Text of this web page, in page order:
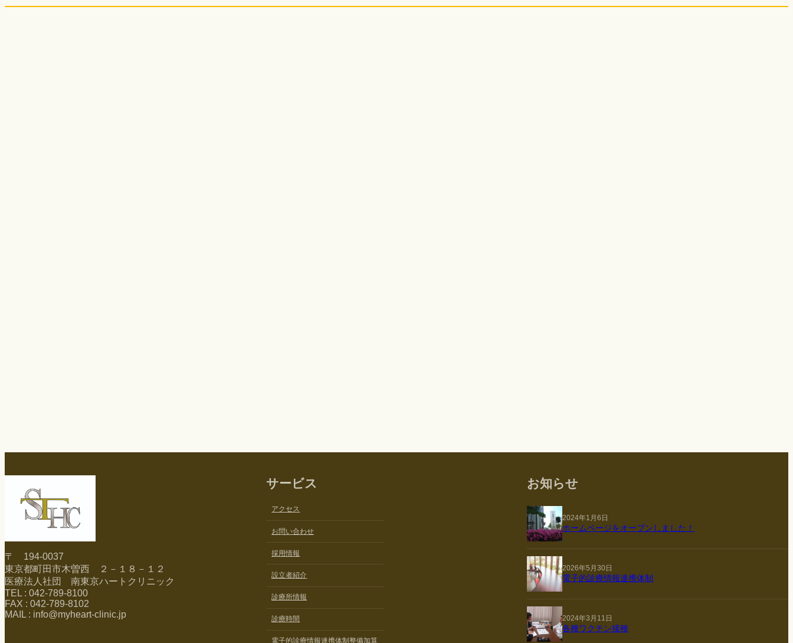
〒 194-0037
東京都町田市木曽西 ２－１８－１２
医療法人社団 南東京ハートクリニック
TEL : 042-789-8100
FAX : 042-789-8102
MAIL : info@myheart-clinic.jp
サービス
アクセス
お問い合わせ
採用情報
設立者紹介
診療所情報
診療時間
電子的診療情報連携体制整備加算
お知らせ
2024年1月6日
ホームページをオープンしました！
2026年5月30日
電子的診療情報連携体制
2024年3月11日
各種ワクチン接種